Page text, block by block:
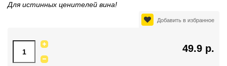
Для истинных ценителей вина!
Добавить в избранное
49.9 р.